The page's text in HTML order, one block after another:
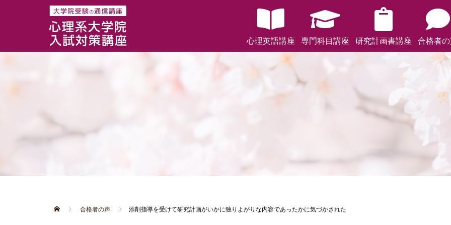
心理英語講座 専門科目講座 研究計画書講座 合格者
合格者の声 添削指導を受けて研究計画がいかに独りよがりな内容であったかに気づかされた